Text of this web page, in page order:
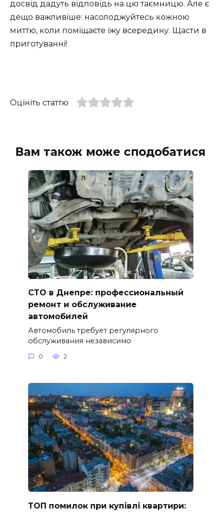
досвід дадуть відповідь на цю таємницю. Але є
дещо важливіше: насолоджуйтесь кожною
миттю, коли поміщаєте їжу всередину. Щасти в
приготуванні!
Оцініть статтю
Вам також може сподобатися
СТО в Днепре: профессиональный
ремонт и обслуживание
автомобилей
Автомобиль требует регулярного
обслуживания независимо
0 2
ТОП помилок при купівлі квартири: